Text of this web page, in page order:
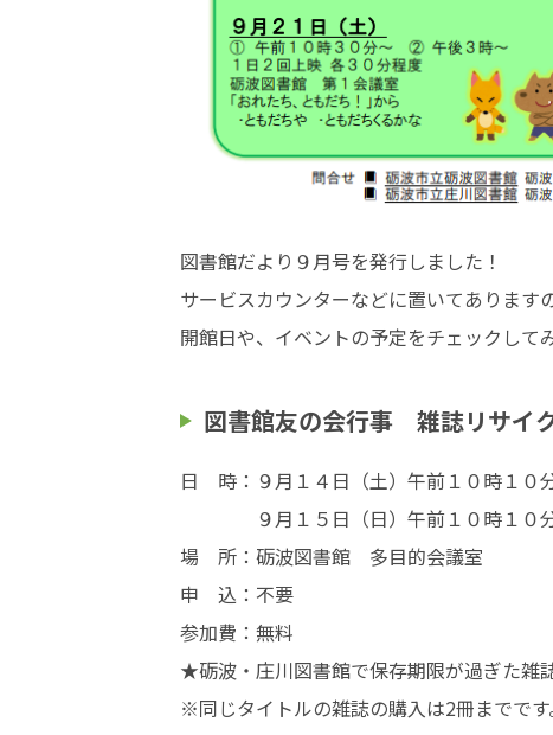
図書館だより９月号を発行しました！
サービスカウンターなどに置いてありますの
開館日や、イベントの予定をチェックして
図書館友の会行事 雑誌リサイ
日 時：９月１４日（土）午前１０時１
９月１５日（日）午前１０時１０分
場 所：砺波図書館 多目的会議室
申 込：不要
参加費：無料
★砺波・庄川図書館で保存期限が過ぎた雑
※同じタイトルの雑誌の購入は2冊までです